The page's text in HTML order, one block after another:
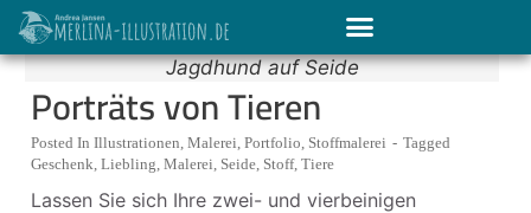
Jagdhund auf Seide
Porträts von Tieren
Posted In Illustrationen Malerei Portfolio Stoffmalerei - Tagged
Geschenk Liebling Malerei Seide Stoff, Tiere
Lassen Sie sich Ihre zwei- und vierbeinigen